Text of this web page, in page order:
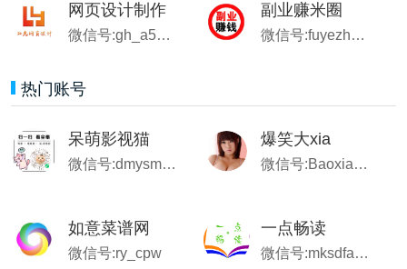
网页设计制作
微信号:gh_a5d9c70572b6
副业赚米圈
微信号:fuyezhuanmi
热门账号
呆萌影视猫
微信号:dmysm001
爆笑大xia
微信号:Baoxiao009
如意菜谱网
微信号:ry_cpw
一点畅读
微信号:mksdfang